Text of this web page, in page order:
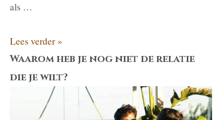
als …
Dating
tips
voor
Lees verder »
Waarom heb je nog niet de relatie
die je wilt?